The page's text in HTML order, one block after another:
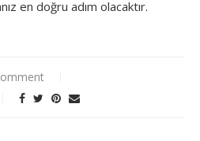
en doğru adım olacaktır.